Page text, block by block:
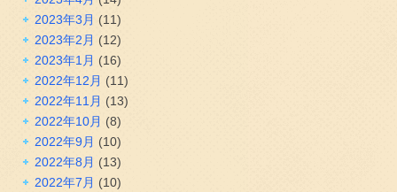
2023年3月 (11)
2023年2月 (12)
2023年1月 (16)
2022年12月 (11)
2022年11月 (13)
2022年10月 (8)
2022年9月 (10)
2022年8月 (13)
2022年7月 (10)